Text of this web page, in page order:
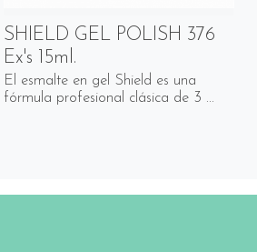
SHIELD GEL POLISH 376
Ex's 15ml.
El esmalte en gel Shield es una
fórmula profesional clásica de 3 ...